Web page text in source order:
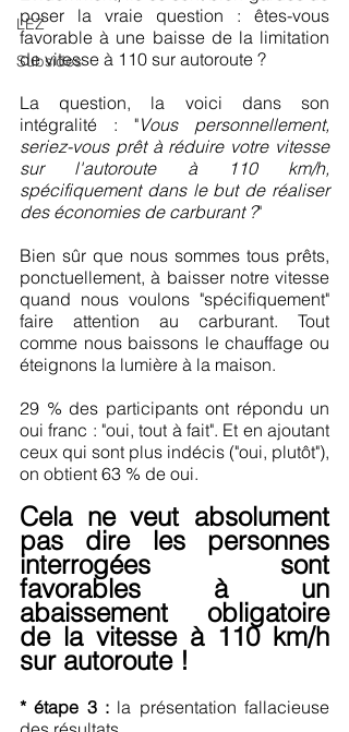
LEZ
Subsides
poser la vraie question : êtes-vous
favorable à une baisse de la limitation
de vitesse à 110 sur autoroute ?
La question, la voici dans son
intégralité : "Vous personnellement,
seriez-vous prêt à réduire votre vitesse
sur l'autoroute à 110 km/h,
spécifiquement dans le but de réaliser
des économies de carburant ?"
Bien sûr que nous sommes tous prêts,
ponctuellement, à baisser notre vitesse
quand nous voulons "spécifiquement"
faire attention au carburant. Tout
comme nous baissons le chauffage ou
éteignons la lumière à la maison.
29 % des participants ont répondu un
oui franc : "oui, tout à fait". Et en ajoutant
ceux qui sont plus indécis ("oui, plutôt"),
on obtient 63 % de oui.
Cela ne veut absolument
pas dire les personnes
interrogées sont
favorables à un
abaissement obligatoire
de la vitesse à 110 km/h
sur autoroute !
* étape 3 : la présentation fallacieuse